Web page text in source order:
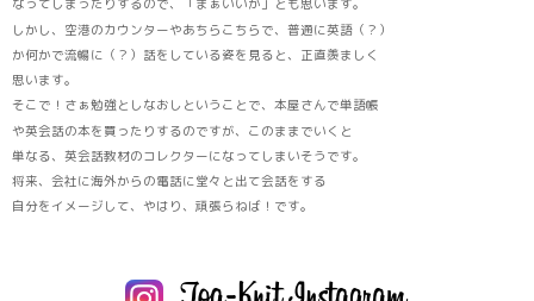
なってしまったりするので、「まぁいいか」とも思います。
しかし、空港のカウンターやあちらこちらで、普通に英語（？）
か何かで流暢に（？）話をしている姿を見ると、正直羨ましく
思います。
そこで！さぁ勉強としなおしということで、本屋さんで単語帳
や英会話の本を買ったりするのですが、このままでいくと
単なる、英会話教材のコレクターになってしまいそうです。
将来、会社に海外からの電話に堂々と出て会話をする
自分をイメージして、やはり、頑張らねば！です。